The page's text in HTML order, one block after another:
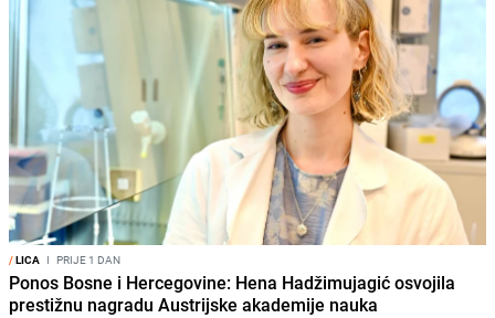
/LICA I PRIJE 1 DAN
Ponos Bosne i Hercegovine: Hena Hadžimujagić osvojila
prestižnu nagradu Austrijske akademije nauka